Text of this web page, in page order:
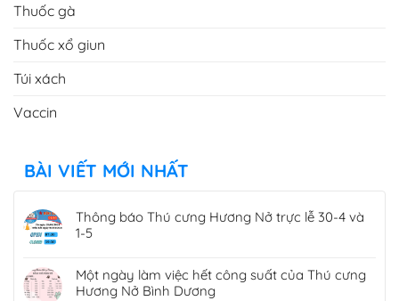
Thuốc gà
Thuốc xổ giun
Túi xách
Vaccin
BÀI VIẾT MỚI NHẤT
Thông báo Thú cưng Hương Nở trực lễ 30-4 và
1-5
Một ngày làm việc hết công suất của Thú cưng
Hương Nở Bình Dương